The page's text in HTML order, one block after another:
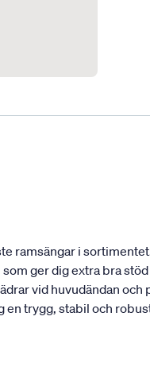
ramsängar i
ger dig extra bra
vid huvudändan
trygg, stabil och